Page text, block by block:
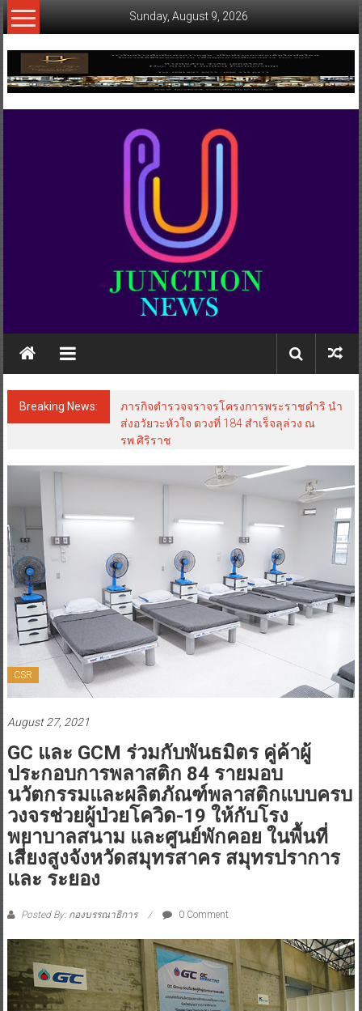
Skip
to
Sunday, August 9, 2026
www.ujunctionnews.com
เว็บ
ข่าว
Breaking News:
ภารกิจตำรวจจราจรโครงการพระราชดำริ นำ
ส่งอวัยวะหัวใจ ดวงที่ 184 สำเร็จลุล่วง ณ
รพ.ศิริราช
CSR
August 27, 2021
GC และ GCM ร่วมกับพันธมิตร คู่ค้าผู้
ประกอบการพลาสติก 84 รายมอบ
นวัตกรรมและผลิตภัณฑ์พลาสติกแบบครบ
วงจรช่วยผู้ป่วยโควิด-19 ให้กับโรง
พยาบาลสนาม และศูนย์พักคอย ในพื้นที่
เสี่ยงสูงจังหวัดสมุทรสาคร สมุทรปราการ
และ ระยอง
Posted By: กองบรรณาธิการ 0 Comment